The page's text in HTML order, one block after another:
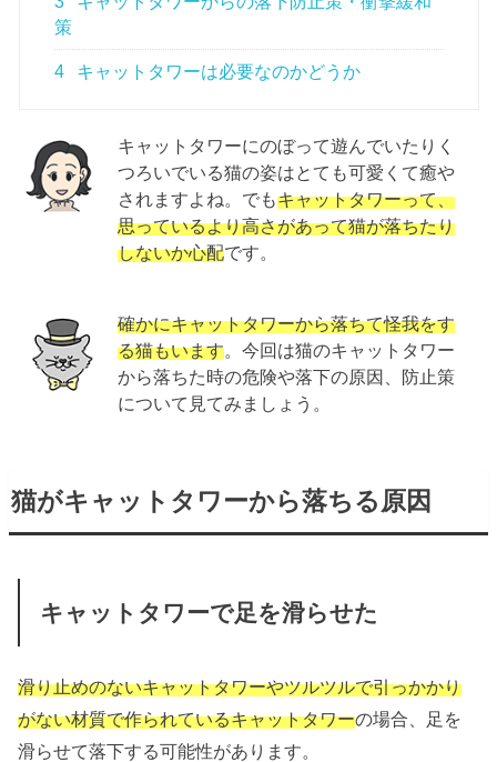
策
4 キャットタワーは必要なのかどうか
キャットタワーにのぼって遊んでいたりく
つろいでいる猫の姿はとても可愛くて癒や
されますよね。でもキャットタワーって、
思っているより高さがあって猫が落ちたり
しないか心配です。
確かにキャットタワーから落ちて怪我をす
る猫もいます。今回は猫のキャットタワー
から落ちた時の危険や落下の原因、防止策
について見てみましょう。
猫がキャットタワーから落ちる原因
キャットタワーで足を滑らせた
滑り止めのないキャットタワーやツルツルで引っかかり
がない材質で作られているキャットタワーの場合、足を
滑らせて落下する可能性があります。